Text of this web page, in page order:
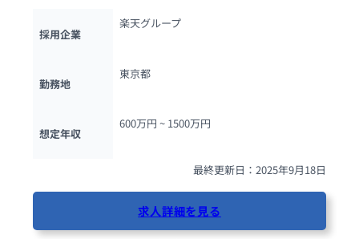
採用企業
楽天グループ
勤務地
東京都
想定年収
600万円 ~ 1500万円
最終更新日：2025年9月18日
求人詳細を見る